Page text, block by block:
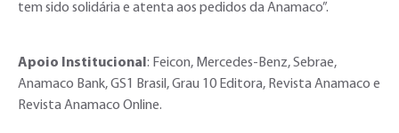
tem sido solidária e atenta aos pedidos da Anamaco”.
Apoio Institucional : Feicon, Mercedes-Benz, Sebrae,
Anamaco Bank, GS1 Brasil, Grau 10 Editora, Revista Anamaco e
Revista Anamaco Online.